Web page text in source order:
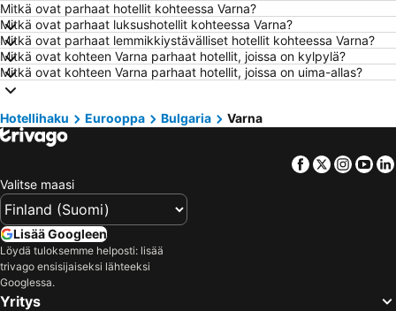
Hotellit – Fuengirola
Hotellit – Kööpenhamina
Hotellit – Savonlinna
Hotellit – Gdańsk
Hotellit – Lahti
Hotellit – Hämeenlinna
Hotellit – Seinäjoki
Hotellit – Malta
Hotellit – Aurinkorannikko
Hotellit – Teneriffa
Hotellit – Koh Lanta
Hotellit – Santorini Saari
Hotellit – Espanja
Hotellit – Kos Saari
Hotellit – Lofoten
Hotellit – Ylläs
Mitkä ovat parhaat hotellit kohteessa Varna?
Mitkä ovat parhaat luksushotellit kohteessa Varna?
Mitkä ovat parhaat lemmikkiystävälliset hotellit kohteessa Varna?
Mitkä ovat kohteen Varna parhaat hotellit, joissa on kylpylä?
Mitkä ovat kohteen Varna parhaat hotellit, joissa on uima-allas?
Hotellihaku Eurooppa Bulgaria Varna
Facebook
Twitter
Valitse maasi
Lisää Googleen
Löydä tuloksemme helposti: lisää
trivago ensisijaiseksi lähteeksi
Googlessa.
Yritys